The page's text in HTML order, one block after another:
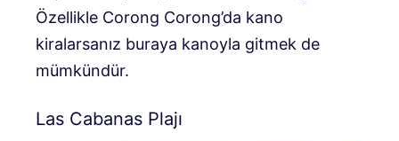
Özellikle Corong Corong’da kano
kiralarsanız buraya kanoyla gitmek de
mümkündür.
Las Cabanas Plajı